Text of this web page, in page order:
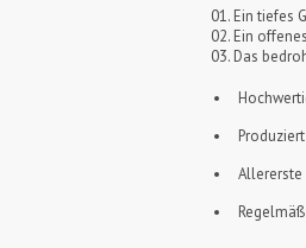
01. Ein tiefes
02. Ein
03. Das